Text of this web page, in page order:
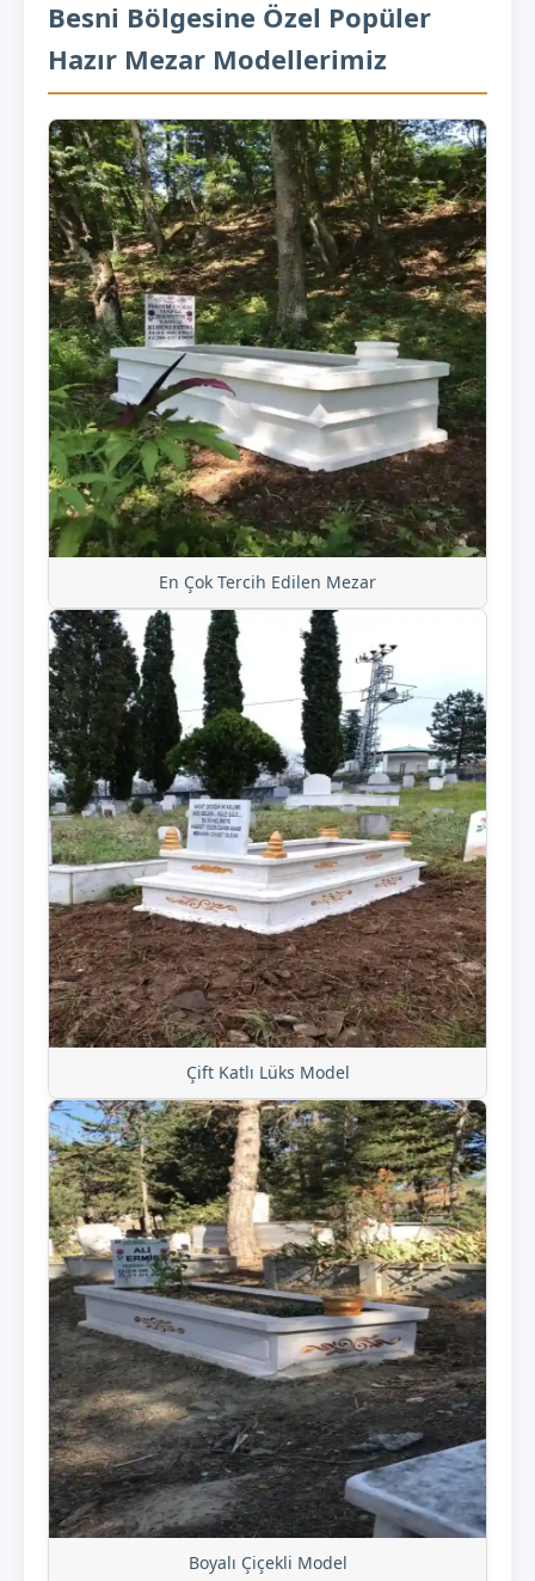
Besni Bölgesine Özel Popüler
Hazır Mezar Modellerimiz
En Çok Tercih Edilen Mezar
Çift Katlı Lüks Model
Boyalı Çiçekli Model